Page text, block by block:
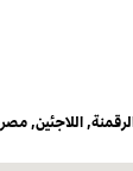
,اللاجئين,مصر